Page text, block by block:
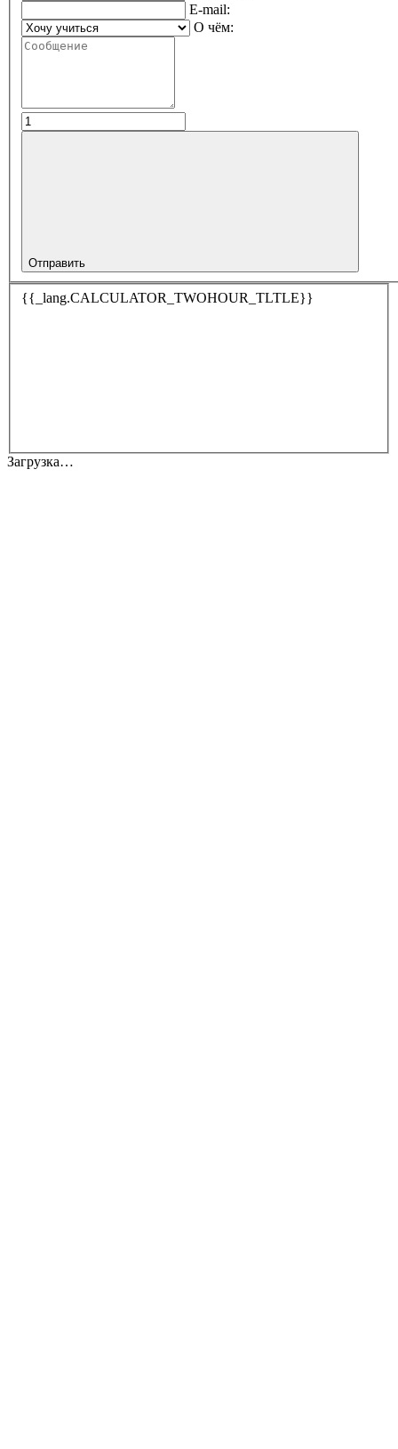
E-mail:
О чём:
Отправить
{{_lang.CALCULATOR_TWOHOUR_TLTLE}}
Загрузка…